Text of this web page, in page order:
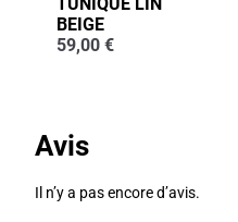
TUNIQUE LIN
BEIGE
59,00 €
Avis
Il n’y a pas encore d’avis.